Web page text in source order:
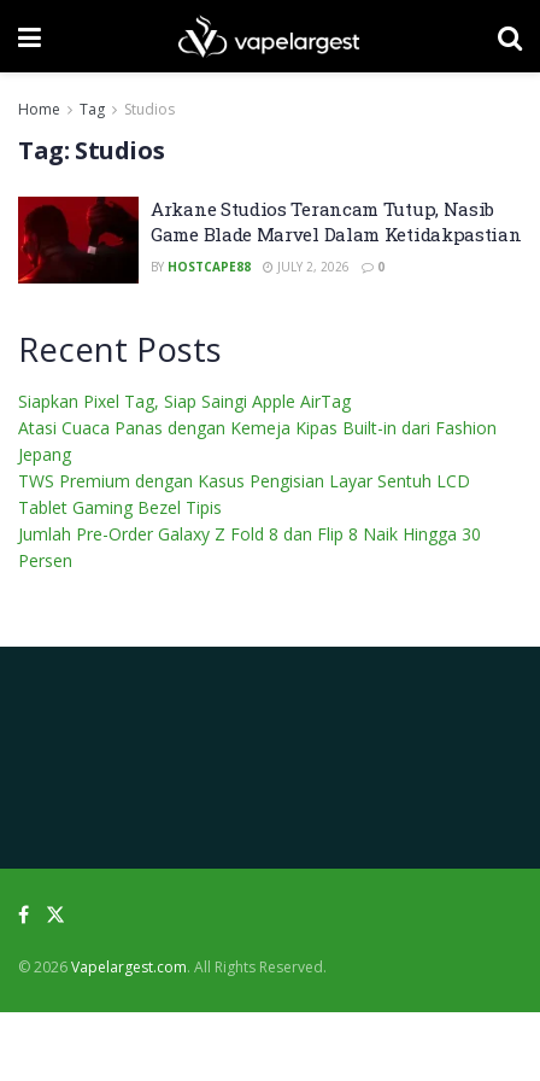
Home Tag Studios
Tag: Studios
Arkane Studios Terancam Tutup, Nasib
Game Blade Marvel Dalam Ketidakpastian
BY HOSTCAPE88 JULY 2, 2026 0
Recent Posts
Siapkan Pixel Tag, Siap Saingi Apple AirTag
Atasi Cuaca Panas dengan Kemeja Kipas Built-in dari Fashion
Jepang
TWS Premium dengan Kasus Pengisian Layar Sentuh LCD
Tablet Gaming Bezel Tipis
Jumlah Pre-Order Galaxy Z Fold 8 dan Flip 8 Naik Hingga 30
Persen
© 2026Vapelargest.com. All Rights Reserved.